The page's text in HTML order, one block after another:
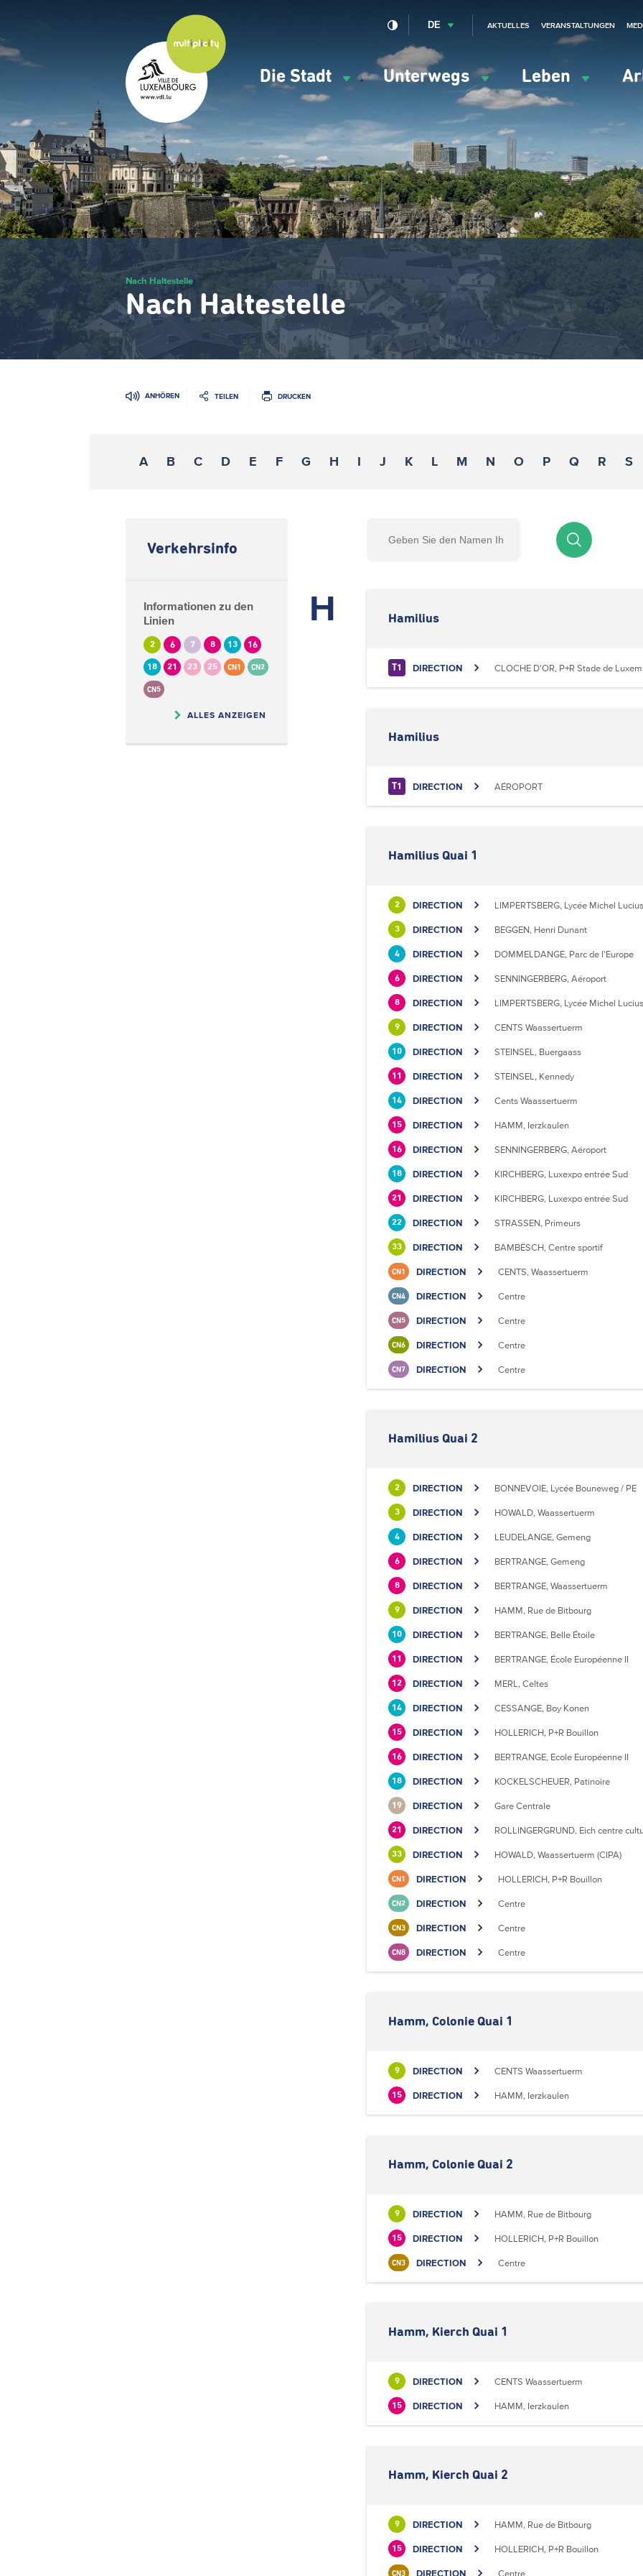
gehen
Navigation
principale
Die Stadt Unterwegs Leben
DE AKTUELLES VERANSTALTUNGEN
Nach Haltestelle
Nach Haltestelle
ANHÖREN TEILEN DRUCKEN
A B C D E F G H I J K L M N O P Q R S
Verkehrsinfo
Informationen zu den
Linien
2 6 7 8 13 16
18 21 23 25 CN1 CN2
CN5
ALLES ANZEIGEN
H Hamilius
T1 DIRECTION CLOCHE D'OR, P+R Stade de
Hamilius
T1 DIRECTION AÉROPORT
Hamilius Quai 1
2 DIRECTION LIMPERTSBERG, Lycée Michel Lucius
3 DIRECTION BEGGEN, Henri Dunant
4 DIRECTION DOMMELDANGE, Parc de l'Europe
6 DIRECTION SENNINGERBERG, Aéroport
8 DIRECTION LIMPERTSBERG, Lycée Michel Lucius
9 DIRECTION CENTS Waassertuerm
10 DIRECTION STEINSEL, Buergaass
11 DIRECTION STEINSEL, Kennedy
14 DIRECTION Cents Waassertuerm
15 DIRECTION HAMM, Ierzkaulen
16 DIRECTION SENNINGERBERG, Aéroport
18 DIRECTION KIRCHBERG, Luxexpo entrée Sud
21 DIRECTION KIRCHBERG, Luxexpo entrée Sud
22 DIRECTION STRASSEN, Primeurs
33 DIRECTION BAMBËSCH, Centre sportif
CN1 DIRECTION CENTS, Waassertuerm
CN4 DIRECTION Centre
CN5 DIRECTION Centre
CN6 DIRECTION Centre
CN7 DIRECTION Centre
Hamilius Quai 2
2 DIRECTION BONNEVOIE, Lycée Bouneweg / PE
3 DIRECTION HOWALD, Waassertuerm
4 DIRECTION LEUDELANGE, Gemeng
6 DIRECTION BERTRANGE, Gemeng
8 DIRECTION BERTRANGE, Waassertuerm
9 DIRECTION HAMM, Rue de Bitbourg
10 DIRECTION BERTRANGE, Belle Étoile
11 DIRECTION BERTRANGE, École Européenne II
12 DIRECTION MERL, Celtes
14 DIRECTION CESSANGE, Boy Konen
15 DIRECTION HOLLERICH, P+R Bouillon
16 DIRECTION BERTRANGE, Ecole Européenne II
18 DIRECTION KOCKELSCHEUER, Patinoire
19 DIRECTION Gare Centrale
21 DIRECTION ROLLINGERGRUND, Eich centre
33 DIRECTION HOWALD, Waassertuerm (CIPA)
CN1 DIRECTION HOLLERICH, P+R Bouillon
CN2 DIRECTION Centre
CN3 DIRECTION Centre
CN8 DIRECTION Centre
Hamm, Colonie Quai 1
9 DIRECTION CENTS Waassertuerm
15 DIRECTION HAMM, Ierzkaulen
Hamm, Colonie Quai 2
9 DIRECTION HAMM, Rue de Bitbourg
15 DIRECTION HOLLERICH, P+R Bouillon
CN3 DIRECTION Centre
Hamm, Kierch Quai 1
9 DIRECTION CENTS Waassertuerm
15 DIRECTION HAMM, Ierzkaulen
Hamm, Kierch Quai 2
9 DIRECTION HAMM, Rue de Bitbourg
15 DIRECTION HOLLERICH, P+R Bouillon
CN3 DIRECTION Centre